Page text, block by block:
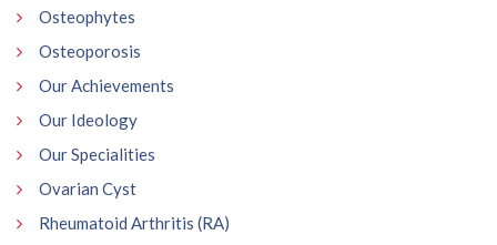
Osteophytes
Osteoporosis
Our Achievements
Our Ideology
Our Specialities
Ovarian Cyst
Rheumatoid Arthritis (RA)